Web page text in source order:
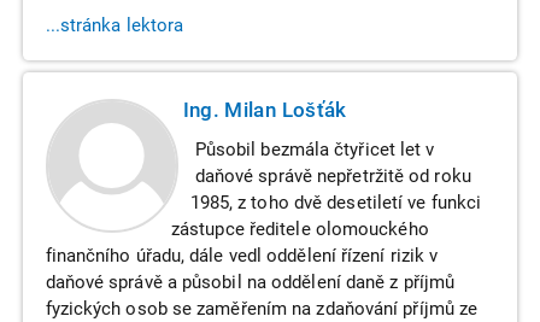
...stránka lektora
Ing. Milan Lošťák
Působil bezmála čtyřicet let v
daňové správě nepřetržitě od roku
1985, z toho dvě desetiletí ve funkci
zástupce ředitele olomouckého
finančního úřadu, dále vedl oddělení řízení rizik v
daňové správě a působil na oddělení daně z příjmů
fyzických osob se zaměřením na zdaňování příjmů ze